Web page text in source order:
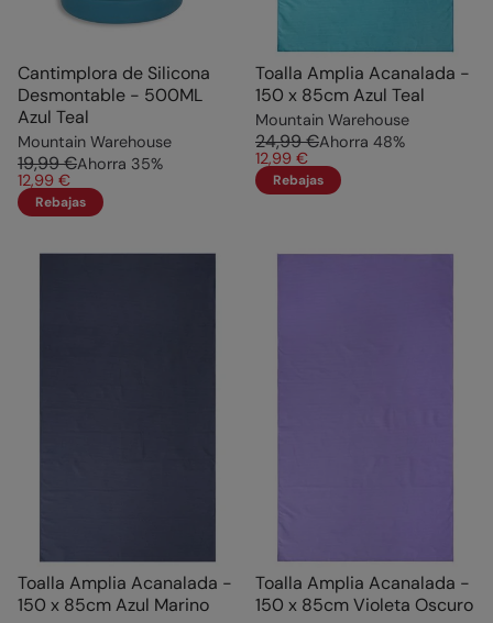
Cantimplora de Silicona
Desmontable - 500ML
Azul Teal
Mountain Warehouse
19,99 €Ahorra 35%
12,99 €
Rebajas
Toalla Amplia Acanalada -
150 x 85cm Azul Teal
Mountain Warehouse
24,99 €Ahorra 48%
12,99 €
Rebajas
Toalla Amplia Acanalada -
150 x 85cm Azul Marino
Toalla Amplia Acanalada -
150 x 85cm Violeta Oscuro